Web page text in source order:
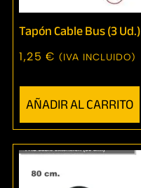
Tapón Cable Bus (3 Ud.)
1,25 € (IVA INCLUIDO)
AÑADIR AL CARRITO